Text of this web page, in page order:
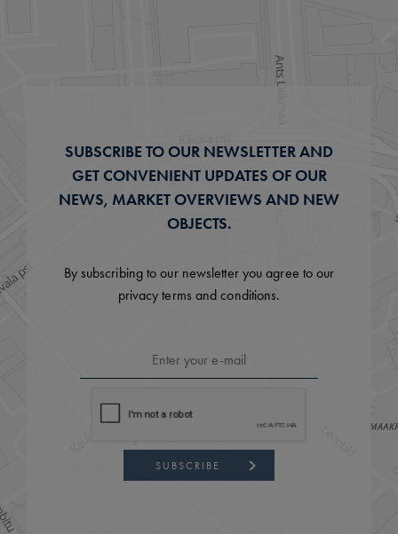
SUBSCRIBE TO OUR NEWSLETTER AND
GET CONVENIENT UPDATES OF OUR
NEWS, MARKET OVERVIEWS AND NEW
OBJECTS.
By subscribing to our newsletter you agree to our
privacy terms and conditions.
SUBSCRIBE